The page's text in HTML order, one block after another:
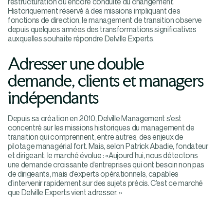
Historiquement réservé à des missions impliquant des
fonctions de direction, le management de transition observe
depuis quelques années des transformations significatives
auxquelles souhaite répondre Delville Experts.
Adresser une double
demande, clients et managers
indépendants
Depuis sa création en 2010, Delville Management s’est
concentré sur les missions historiques du management de
transition qui comprennent, entre autres, des enjeux de
pilotage managérial fort. Mais, selon Patrick Abadie, fondateur
et dirigeant, le marché évolue : «Aujourd’hui, nous détectons
une demande croissante d’entreprises qui ont besoin non pas
de dirigeants, mais d’experts opérationnels, capables
d’intervenir rapidement sur des sujets précis. C’est ce marché
que Delville Experts vient adresser. »